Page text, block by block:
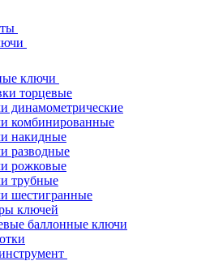
ключи
торцевые
динамометрические
комбинированные
накидные
разводные
рожковые
трубные
шестигранные
ключей
баллонные ключи